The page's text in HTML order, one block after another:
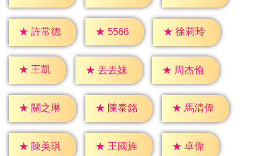
★ 許常德 ★ 5566 ★ 徐莉玲
★ 王凱 ★ 丟丟妹 ★ 周杰倫
★ 關之琳 ★ 陳泰銘 ★ 馬清偉
★ 陳美琪 ★ 王國旌 ★ 卓偉